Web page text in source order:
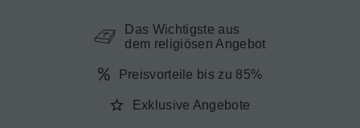
Das Wichtigste aus
dem religiösen Angebot
Preisvorteile bis zu 85%
Exklusive Angebote